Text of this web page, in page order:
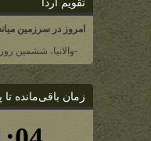
تقویم آردا
امروز در سرزمین
-والانیا، ششمین
زمان باقی‌مانده